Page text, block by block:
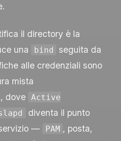
il directory è la
una
bind
seguita da
alle credenziali sono
mista
dove Active
diventa il punto
—
PAM , posta,